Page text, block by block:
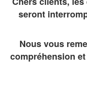
seront
Nous vous
compréhension